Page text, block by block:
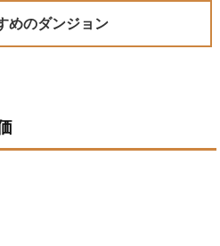
めのダンジョン